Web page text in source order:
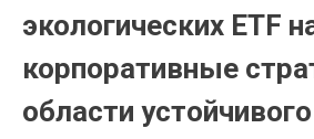
экологических ETF
корпоративные
области